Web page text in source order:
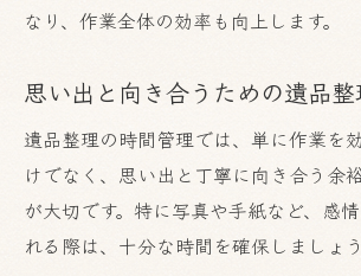
なり、作業全体の効率も向上します。
思い出と向き合うための遺品
遺品整理の時間管理では、単に作業を
けでなく、思い出と丁寧に向き合う余
が大切です。特に写真や手紙など、感
れる際は、十分な時間を確保しましょう